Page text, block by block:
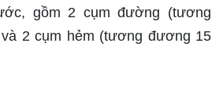
gồm 2 cụm đường (tương
2 cụm hẻm (tương đương 15